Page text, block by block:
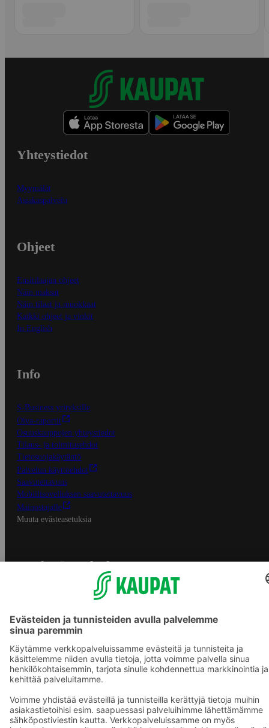
Yhteystiedot
Myymälät
Asiakaspalvelu
Ohjeet
Ensitilaajan ohjeet
Näin maksat
Näin tilaat ja muokkaat
Kaikki ohjeet ja vinkit
In English
Info
S-Business yrityksille
Oiva-raportit
Osuuskauppojen yhteystiedot
Tilaus- ja toimitusehdot
Tietosuojakäytäntö
Palvelun käyttöehdot
Saavutettavuus
Mobiilisovelluksen saavutettavuus
Mainostajalle
Muuta evästeasetuksia
S-ryhmän palvelut
Yhteishyvä Ruoka -sovellus
Prisma.fi
Sokos.fi
S-Pankki
Sokos Hotels
Raflaamo